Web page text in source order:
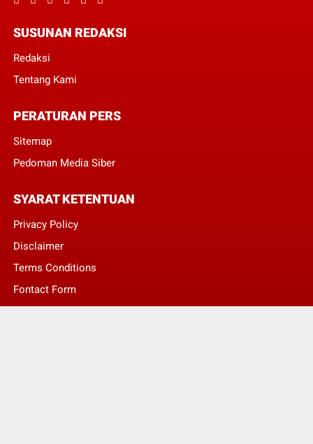
SUSUNAN REDAKSI
Redaksi
Tentang Kami
PERATURAN PERS
Sitemap
Pedoman Media Siber
SYARAT KETENTUAN
Privacy Policy
Disclaimer
Terms Conditions
Fontact Form